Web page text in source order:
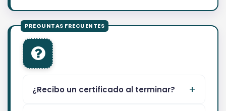
¿Recibo un certificado al terminar?